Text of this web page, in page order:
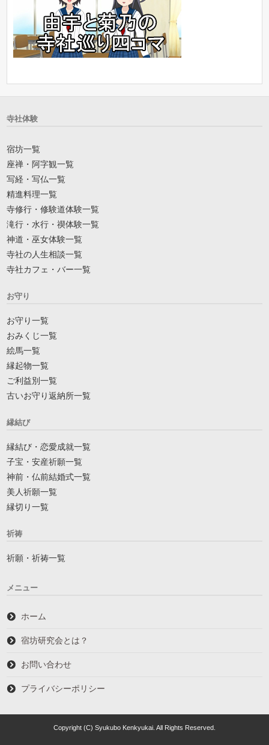
寺社体験
宿坊一覧
座禅・阿字観一覧
写経・写仏一覧
精進料理一覧
寺修行・修験道体験一覧
滝行・水行・禊体験一覧
神道・巫女体験一覧
寺社の人生相談一覧
寺社カフェ・バー一覧
お守り
お守り一覧
おみくじ一覧
絵馬一覧
縁起物一覧
ご利益別一覧
古いお守り返納所一覧
縁結び
縁結び・恋愛成就一覧
子宝・安産祈願一覧
神前・仏前結婚式一覧
美人祈願一覧
縁切り一覧
祈祷
祈願・祈祷一覧
メニュー
ホーム
宿坊研究会とは？
お問い合わせ
プライバシーポリシー
Copyright (C) Syukubo Kenkyukai. All Rights Reserved.